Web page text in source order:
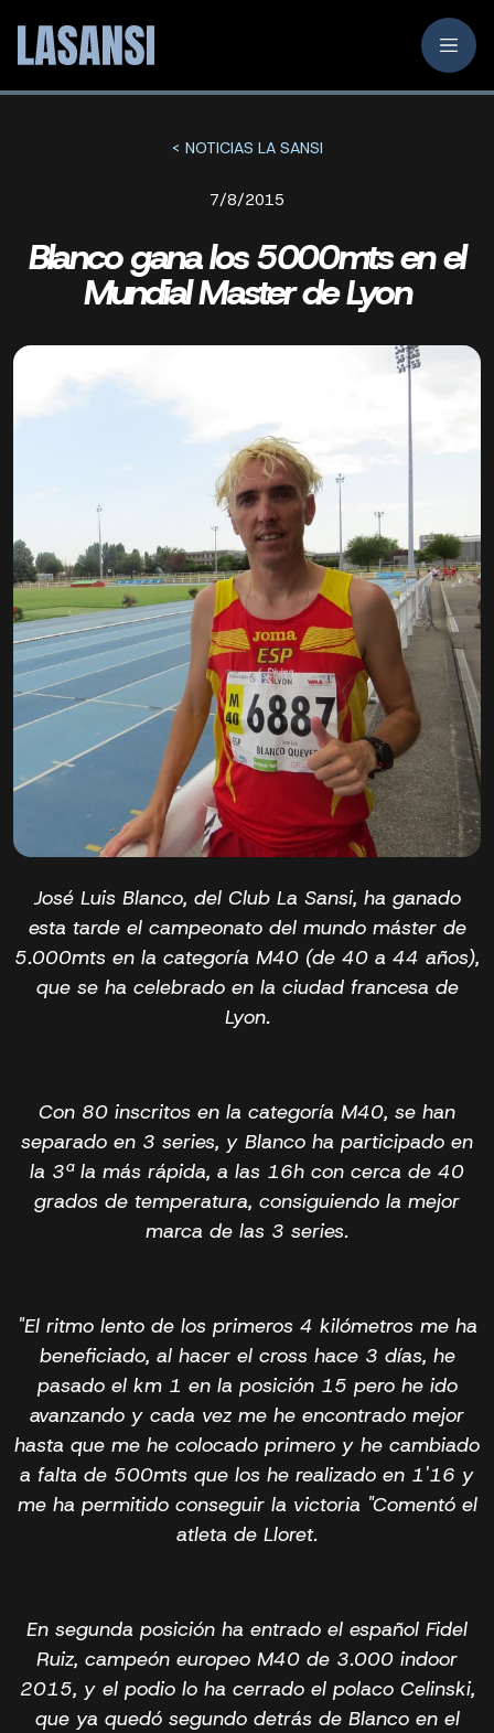
< NOTICIAS LA SANSI
7/8/2015
Blanco gana los 5000mts en el
Mundial Master de Lyon
José Luis Blanco, del Club La Sansi, ha ganado
esta tarde el campeonato del mundo máster de
5.000mts en la categoría M40 (de 40 a 44 años),
que se ha celebrado en la ciudad francesa de
Lyon.
Con 80 inscritos en la categoría M40, se han
separado en 3 series, y Blanco ha participado en
la 3ª la más rápida, a las 16h con cerca de 40
grados de temperatura, consiguiendo la mejor
marca de las 3 series.
"El ritmo lento de los primeros 4 kilómetros me ha
beneficiado, al hacer el cross hace 3 días, he
pasado el km 1 en la posición 15 pero he ido
avanzando y cada vez me he encontrado mejor
hasta que me he colocado primero y he cambiado
a falta de 500mts que los he realizado en 1'16 y
me ha permitido conseguir la victoria "Comentó el
atleta de Lloret.
En segunda posición ha entrado el español Fidel
Ruiz, campeón europeo M40 de 3.000 indoor
2015, y el podio lo ha cerrado el polaco Celinski,
que ya quedó segundo detrás de Blanco en el